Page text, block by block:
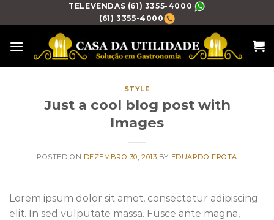
to
TELEVENDAS (61) 3355-4000
(61) 3355-4000
STYLE
Just a cool blog post with
Images
POSTED ON DEZEMBRO 30, 2013 BY EDUARDO FROTA
Lorem ipsum dolor sit amet, consectetur adipiscing
elit. In sed vulputate massa. Fusce ante magna,